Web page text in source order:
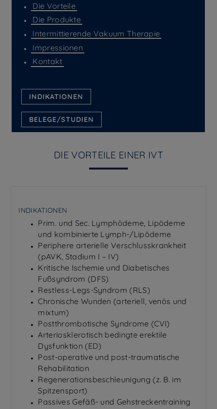
Die Vorteile
Die Produkte
Intermittierende Vakuum Therapie
Impressionen
Kontakt
INDIKATIONEN
BELEGE/STUDIEN
DIE VORTEILE EINER IVT
INDIKATIONEN
Prim. und Sec. Lymphödeme, Lipödeme
und kombinierte Lymph-/Lipödeme
Periphere arterielle Verschlusskrankheit
(pAVK, Stadium I – IV)
Kritische Ischemie und Diabetisches
Fußsyndrom (DFS)
Restless-Legs-Syndrom (RLS)
Chronische Wunden (arteriell, venös und
mixtum)
Postthrombotische Syndrome (CVI)
Arteriosklerotisch bedingte erektile
Dysfunktion (ED)
Post-operative und post-traumatische
Rehabilitation
Regenerationsbeschleunigung (z. B. im
Spitzensport)
Passives Gefäß- und Gehstreckentraining